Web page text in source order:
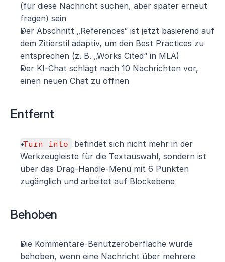
(für diese Nachricht suchen, aber später erneut
fragen) sein
Der Abschnitt „References“ ist jetzt basierend auf
dem Zitierstil adaptiv, um den Best Practices zu
entsprechen (z. B. „Works Cited“ in MLA)
Der KI-Chat schlägt nach 10 Nachrichten vor,
einen neuen Chat zu öffnen
Entfernt
Turn into
befindet sich nicht mehr in der
Werkzeugleiste für die Textauswahl, sondern ist
über das Drag-Handle-Menü mit 6 Punkten
zugänglich und arbeitet auf Blockebene
Behoben
Die Kommentare-Benutzeroberfläche wurde
behoben, wenn eine Nachricht über mehrere